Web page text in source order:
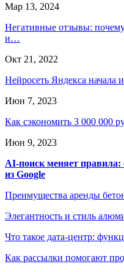
Мар 13, 2024
Негативные отзывы:
и…
Окт 21, 2022
Нейросеть Яндекса начала
Июн 7, 2023
Как сэкономить 3 000 000
Июн 9, 2023
AI-поиск меняет правила:
из Google
Преимущества аренды
Элегантность и стиль
Что такое дата-центр:
Как рассылки помогают